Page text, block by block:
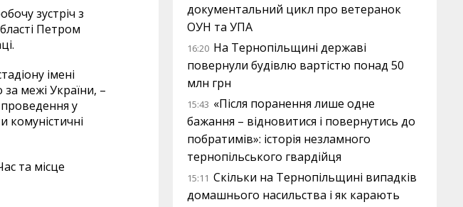
зустріч з
Петром
імені
межі України, –
у
комуністичні
та місце
документальний цикл про ветеранок
ОУН та УПА
16:20 На Тернопільщині державі
повернули будівлю вартістю понад 50
млн грн
15:43 «Після поранення лише одне
бажання – відновитися і повернутись до
побратимів»: історія незламного
тернопільського гвардійця
15:11 Скільки на Тернопільщині випадків
домашнього насильства і як карають